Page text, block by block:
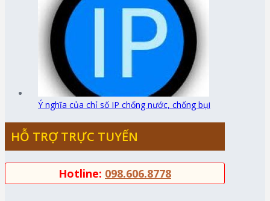
Ý nghĩa của chỉ số IP chống nước, chống bụi
HỖ TRỢ TRỰC TUYẾN
Hotline: 098.606.8778